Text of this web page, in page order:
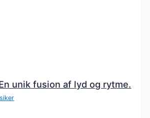
unik fusion af lyd og rytme.